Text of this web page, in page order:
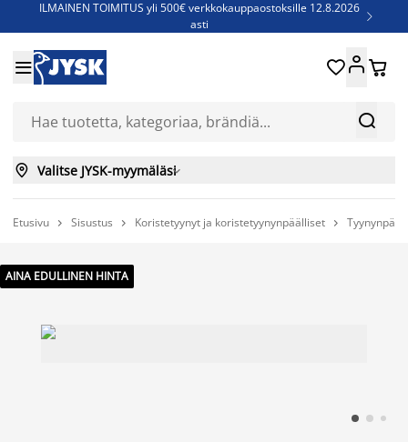
ILMAINEN TOIMITUS yli 500€ verkkokauppaostoksille 12.8.2026
asti

Jenkkisänkyjä - Säästä jopa 60%


 
 Valitse JYSK-myymäläsi
Etusivu  Sisustus  Koristetyynyt ja koristetyynynpäälliset 
AINA EDULLINEN HINTA